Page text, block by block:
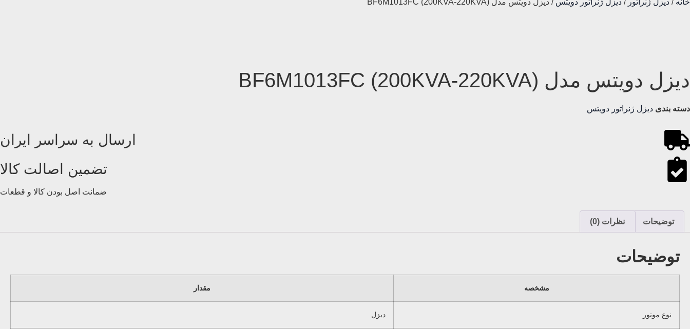
دیزل دویتس مدل BF6M1013FC (200KVA-220KVA)
دسته بندی دیزل ژنراتور دویتس
ارسال به سراسر ایران
تضمین اصالت کالا
ضمانت اصل بودن کالا و قطعات
توضیحات نظرات (0)
توضیحات
مشخصه مقدار
نوع موتور دیزل